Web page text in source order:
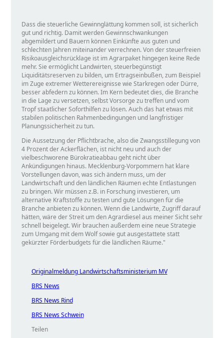
Dass die steuerliche Gewinnglättung kommen soll, ist sicherlich
gut und richtig. Damit werden Gewinnschwankungen
abgemildert und Bauern können Einkünfte aus guten und
schlechten Jahren miteinander verrechnen. Von der steuerfreien
Risikoausgleichsrücklage ist im Agrarpaket hingegen keine Rede
mehr. Sie ermöglicht Landwirten, steuerbegünstigt
Liquiditätsreserven zu bilden, um Ertragseinbußen, zum Beispiel
im Zuge extremer Wetterereignisse wie Starkregen oder Dürre,
besser abfedern zu können. Im Kern bedeutet dies, die Branche
in die Lage zu versetzen, selbst Vorsorge zu treffen und vom
Tropf staatlicher Soforthilfen zu lösen. Auch das hat etwas mit
stabilen politischen Rahmenbedingungen und langfristiger
Planungssicherheit zu tun.
Die Aussetzung der Pflichtbrache, also die Zwangsstillegung von
4 Prozent der Ackerflächen, ist nicht neu und auch der
vielbeschworene Bürokratieabbau geht nicht über
Ankündigungen hinaus. Mecklenburg-Vorpommern hat klare
Vorstellungen davon, was sich ändern muss, um der
Landwirtschaft und den ländlichen Räumen echte Entlastungen
zu bringen. Wir müssen z.B. in Forschung investieren, um
alternative Kraftstoffe zu testen und gute Lösungen für die
Branche anbieten zu können. Wenn die Landwirte, Zugriff darauf
hätten, wäre der Streit um den Agrardiesel aus meiner Sicht sehr
schnell beigelegt. Wir brauchen außerdem eine neue Strategie
zum Umgang mit dem Wolf sowie gut ausgestattete statt
gekürzter Förderbudgets für die ländlichen Räume."
Originalmeldung Landwirtschaftsministerium MV
BRS News
BRS News Rind
BRS News Schwein
Teilen